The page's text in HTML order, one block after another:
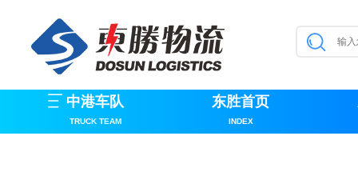
中港车队
TRUCK TEAM
东胜首页
INDEX